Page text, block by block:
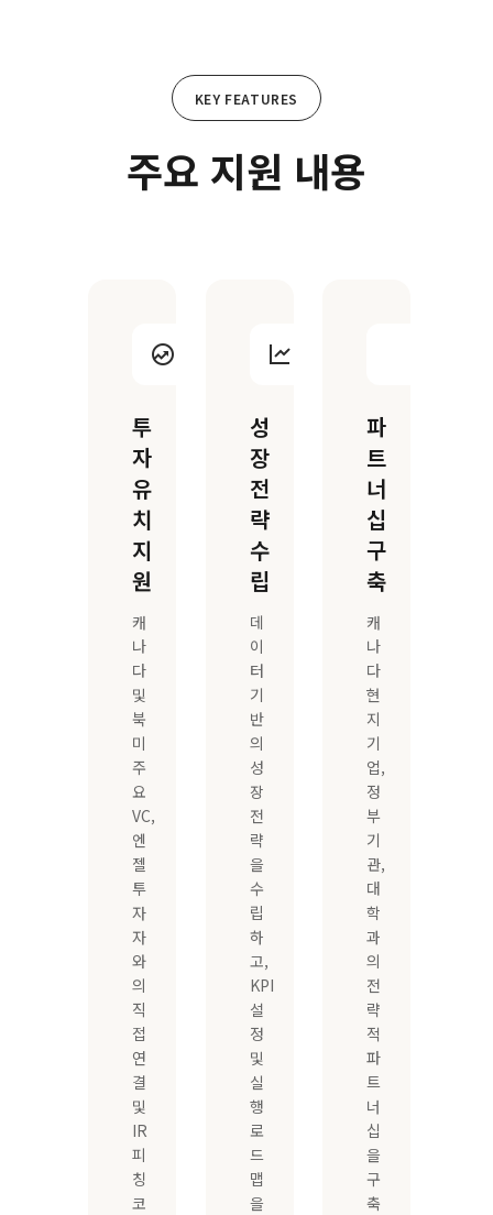
KEY FEATURES
주요 지원 내용
투
자
유
치
지
원
캐
나
다
및
북
미
주
요
VC,
엔
젤
투
자
자
와
의
직
접
연
결
및
IR
피
칭
코
성
장
전
략
수
립
데
이
터
기
반
의
성
장
전
략
을
수
립
하
고,
KPI
설
정
및
실
행
로
드
맵
을
파
트
너
십
구
축
캐
나
다
현
지
기
업,
정
부
기
관,
대
학
과
의
전
략
적
파
트
너
십
을
구
축